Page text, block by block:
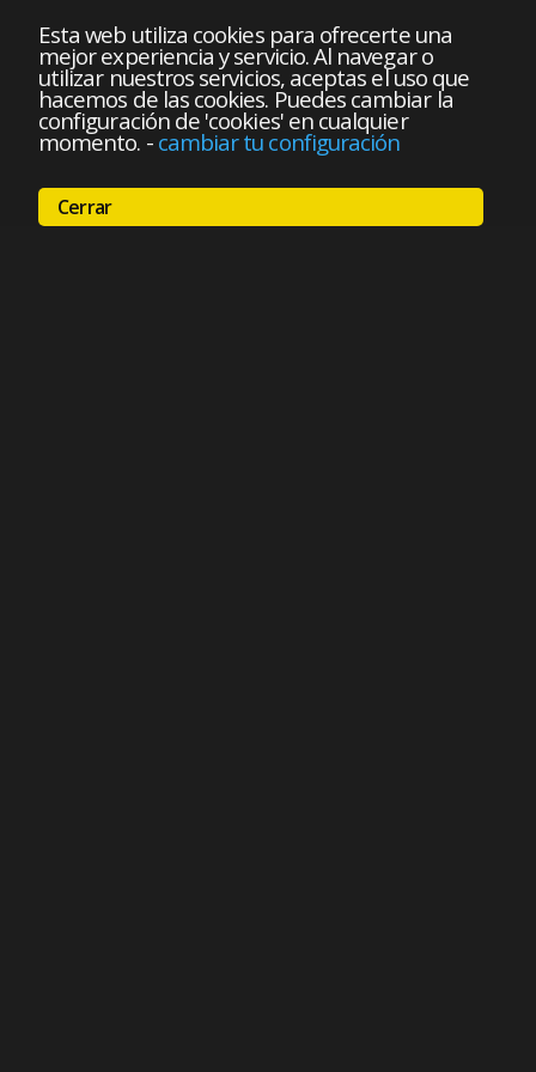
Esta web utiliza cookies para ofrecerte una
mejor experiencia y servicio. Al navegar o
utilizar nuestros servicios, aceptas el uso que
hacemos de las cookies. Puedes cambiar la
configuración de 'cookies' en cualquier
momento. - cambiar tu configuración
Cerrar